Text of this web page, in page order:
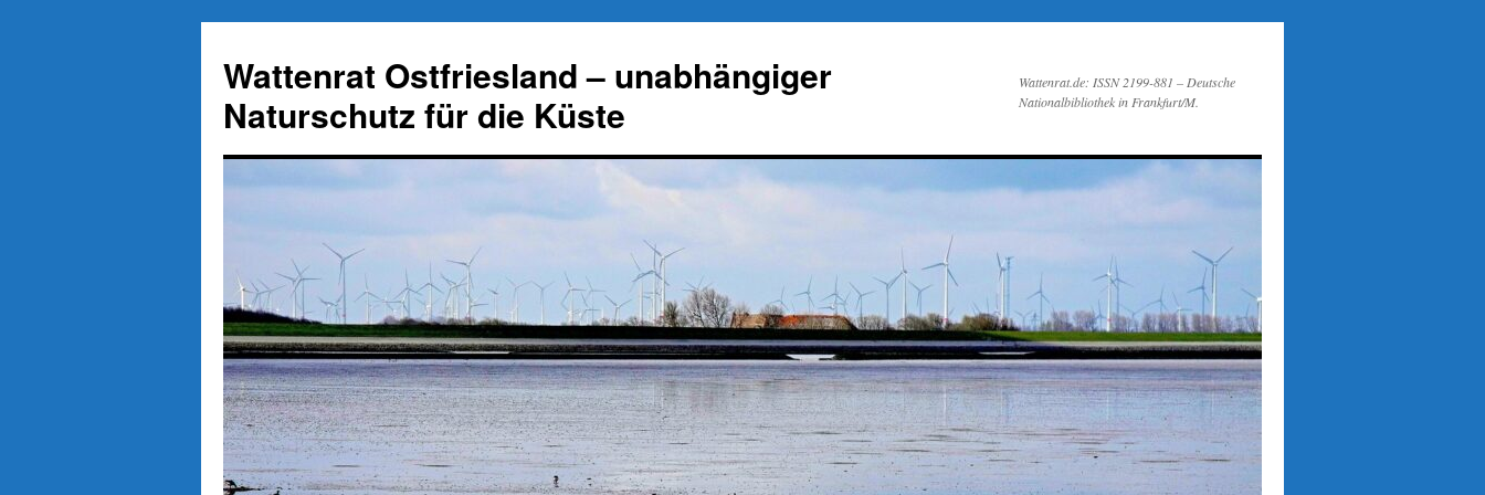
springen
Wattenrat Ostfriesland – unabhängiger
Naturschutz für die Küste
Wattenrat.de: ISSN 2199-881 – Deutsche
Nationalbibliothek in Frankfurt/M.